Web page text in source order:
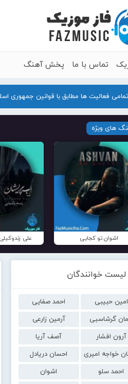
تماس با ما پخش آهنگ
تمامی فعالیت ها مطابق با قوانین جمهوری
های ویژه
اشوان تو کجایی علی
لیست خوانندگان
امین حبیبی
احمد صفایی
گرشاسبی
آرمین زارعی
آرون افشار
آصف آریا
خواجه امیری
احسان دریادل
احمد سلو
اشوان